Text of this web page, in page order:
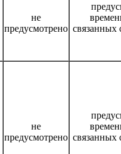
не
предусмотрено связанных
не
предусмотрено связанных